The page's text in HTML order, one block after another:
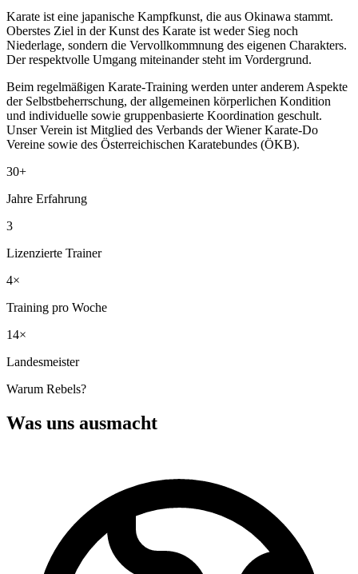
Karate ist eine japanische Kampfkunst, die aus Okinawa stammt.
Oberstes Ziel in der Kunst des Karate ist weder Sieg noch
Niederlage, sondern die Vervollkommnung des eigenen Charakters.
Der respektvolle Umgang miteinander steht im Vordergrund.
Beim regelmäßigen Karate-Training werden unter anderem Aspekte
der Selbstbeherrschung, der allgemeinen körperlichen Kondition
und individuelle sowie gruppenbasierte Koordination geschult.
Unser Verein ist Mitglied des Verbands der Wiener Karate-Do
Vereine sowie des Österreichischen Karatebundes (ÖKB).
30+
Jahre Erfahrung
3
Lizenzierte Trainer
4×
Training pro Woche
14×
Landesmeister
Warum Rebels?
Was uns ausmacht